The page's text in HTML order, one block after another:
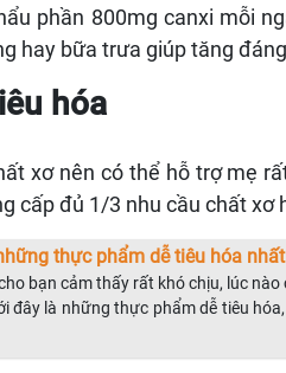
phần 800mg canxi mỗi
hay bữa trưa giúp tăng
hóa
xơ nên có thể hỗ trợ mẹ
cấp đủ 1/3 nhu cầu chất xơ
thực phẩm dễ tiêu hóa nhất
bạn cảm thấy rất khó chịu, lúc
đây là những thực phẩm dễ tiêu